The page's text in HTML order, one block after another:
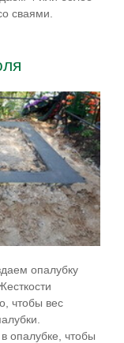
сваями.
опалубку
чтобы вес
опалубке, чтобы